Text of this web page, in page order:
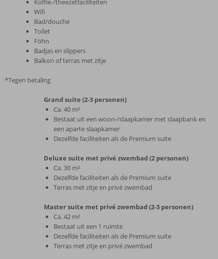
Koffie-/theezetfaciliteiten
Wifi
Bad/douche
Toilet
Föhn
Badjas en slippers
Balkon of terras met zitje
*Tegen betaling
Grand suite (2-3 personen)
Ca. 40 m²
Bestaat uit een woon-/slaapkamer met slaapbank en
een aparte slaapkamer
Dezelfde faciliteiten als de Premium suite
Deluxe suite met privé zwembad (2 personen)
Ca. 30 m²
Dezelfde faciliteiten als de Premium suite
Terras met zitje en privé zwembad
Master suite met privé zwembad (2-3 personen)
Ca. 42 m²
Bestaat uit een 1 ruimte
Dezelfde faciliteiten als de Premium suite
Terras met zitje en privé zwembad